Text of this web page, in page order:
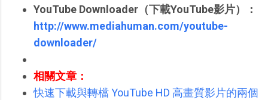
YouTube Downloader（下載YouTube影片）：
http://www.mediahuman.com/youtube-
downloader/
相關文章：
快速下載與轉檔 YouTube HD 高畫質影片的兩個